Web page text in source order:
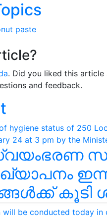
paste
. Did you liked this
and feedback.
കൂടി